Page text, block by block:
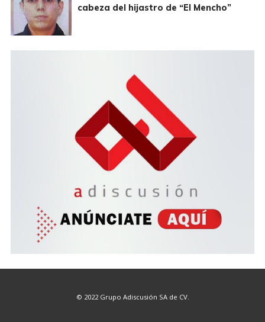
cabeza del hijastro de “El Mencho”
© 2022 Grupo Adiscusión SA de CV.